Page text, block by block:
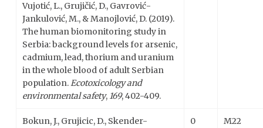
Vujotić, L., Grujičić, D., Gavrović-
Jankulović, M., & Manojlović, D. (2019).
The human biomonitoring study in
Serbia: background levels for arsenic,
cadmium, lead, thorium and uranium
in the whole blood of adult Serbian
population.Ecotoxicology and
environmental safety, 169, 402-409.
Bokun, J., Grujicic, D., Skender-
0 M22